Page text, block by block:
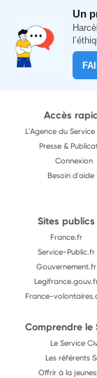
Un
Accès
L'Agence du
Presse &
Connexion
Besoin d'aide
Sites publics
France.fr
Service-Public.fr
Gouvernement.fr
France-
Comprendre le
Le Service
Les référents
Offrir à la